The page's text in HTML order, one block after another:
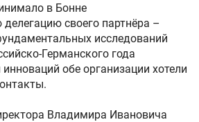
в Бонне
своего партнёра –
исследований
Германского года
обе организации хотели
Владимира Ивановича